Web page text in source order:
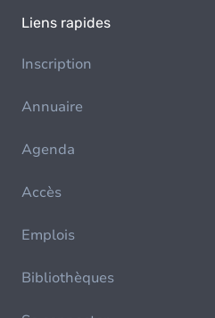
Liens rapides
Inscription
Annuaire
Agenda
Accès
Emplois
Bibliothèques